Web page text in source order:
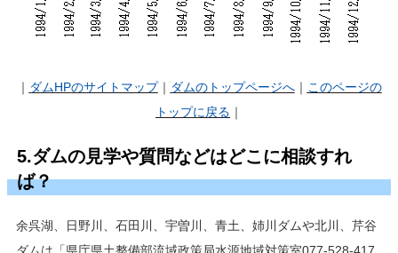
｜ ダムHPのサイトマップ｜ ダムのトップページへ｜ このページの
トップに戻る ｜
5.ダムの見学や質問などはどこに相談すれ
ば？
余呉湖、日野川、石田川、宇曽川、青土、姉川ダムや北川、芹谷